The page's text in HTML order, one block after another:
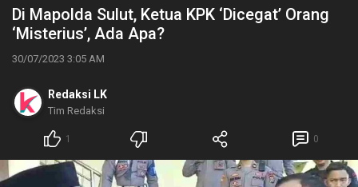
Di Mapolda Sulut, Ketua KPK ‘Dicegat’ Orang
‘Misterius’, Ada Apa?
30/07/2023 3:05 AM
Redaksi LK
Tim Redaksi
1 0